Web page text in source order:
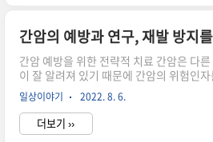
복용하는 사람에게도 견딜 수 있는 체력을
리 회복할 수 있는 체력을 제공해준다. 실
항암효과는 충분한 양의 열량과 단백질로
간암의 예방과 연구, 재발 방지
간암 예방을 위한 전략적 치료 간암은 다
이 잘 알려져 있기 때문에 간암의 위험인
감시검사만 철저히 한다면 얼마든지 조기
있다. 더 나아가 만성 간질환을 더 이상 진
워 치료한다면 최소한 간암 예방 또는 간암
다. 간암 예방은 목표에 따라 크게 1차와 2
일상이야기 2022. 8. 6.
더보기 ››